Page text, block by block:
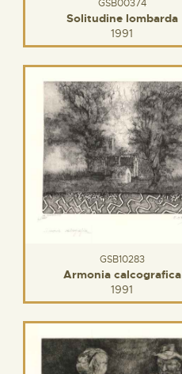
GSB00374
Solitudine lombarda
1991
GSB10283
Armonia calcografica
1991